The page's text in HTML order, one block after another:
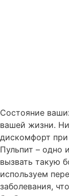
Состояние
вашей жизни.
дискомфорт
Пульпит – одно
вызвать такую
используем
заболевания,